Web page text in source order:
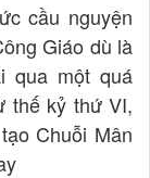
cầu nguyện
Giáo dù là
qua một quá
thế kỷ thứ VI,
Chuỗi Mân